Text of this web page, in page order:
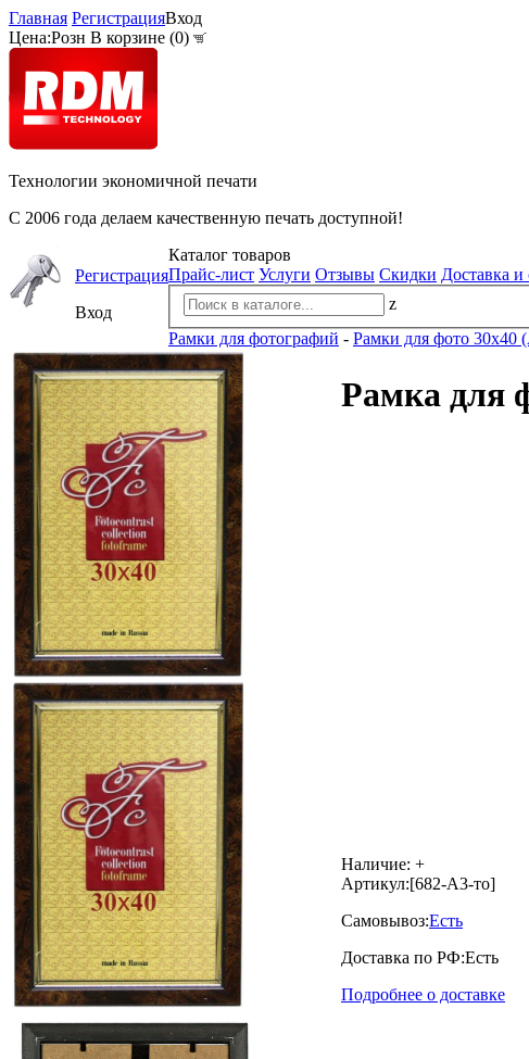
Главная РегистрацияВход
Цена:Розн В корзине (0)
Технологии экономичной печати
С 2006 года делаем качественную печать доступной!
Регистрация
Вход
Каталог товаров
Прайс-лист Услуги Отзывы Скидки Доставка и
z
Рамки для фотографий - Рамки для фото 30x40
Рамка для
Наличие: +
Артикул:[682-А3-то]
Самовывоз:Есть
Доставка по РФ:Есть
Подробнее о доставке